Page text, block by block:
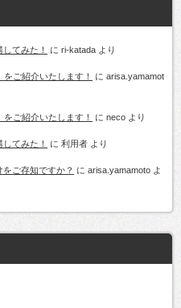
てみた！ に ri-katada より
ご紹介いたします！ に arisa.yamamot
ご紹介いたします！ に neco より
てみた！ に 利用者 より
ご存知ですか？ に arisa.yamamoto よ